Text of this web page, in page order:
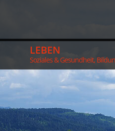
LEBEN
Soziales & Gesundheit,